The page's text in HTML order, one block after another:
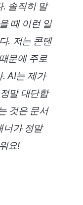
. 솔직히 말
때 이런 일
. 저는 콘텐
문에 주로
AI는 제가
말 대단합
것은 문서
너가 정말
요!